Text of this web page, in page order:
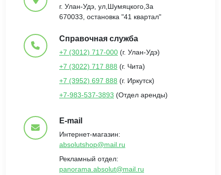
г. Улан-Удэ, ул,Шумяцкого,3а
670033, остановка "41 квартал"
Справочная служба
+7 (3012) 717-000 (г. Улан-Удэ)
+7 (3022) 717 888 (г. Чита)
+7 (3952) 697 888 (г. Иркутск)
+7-983-537-3893 (Отдел аренды)
E-mail
Интернет-магазин:
absolutshop@mail.ru
Рекламный отдел:
panorama.absolut@mail.ru